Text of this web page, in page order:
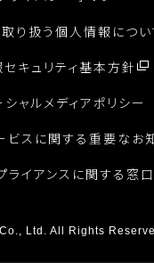
り扱う個人情報につい
キュリティ基本方針
シャルメディアポリシー
ビスに関する重要なお
ライアンスに関する窓口
Ltd. All Rights